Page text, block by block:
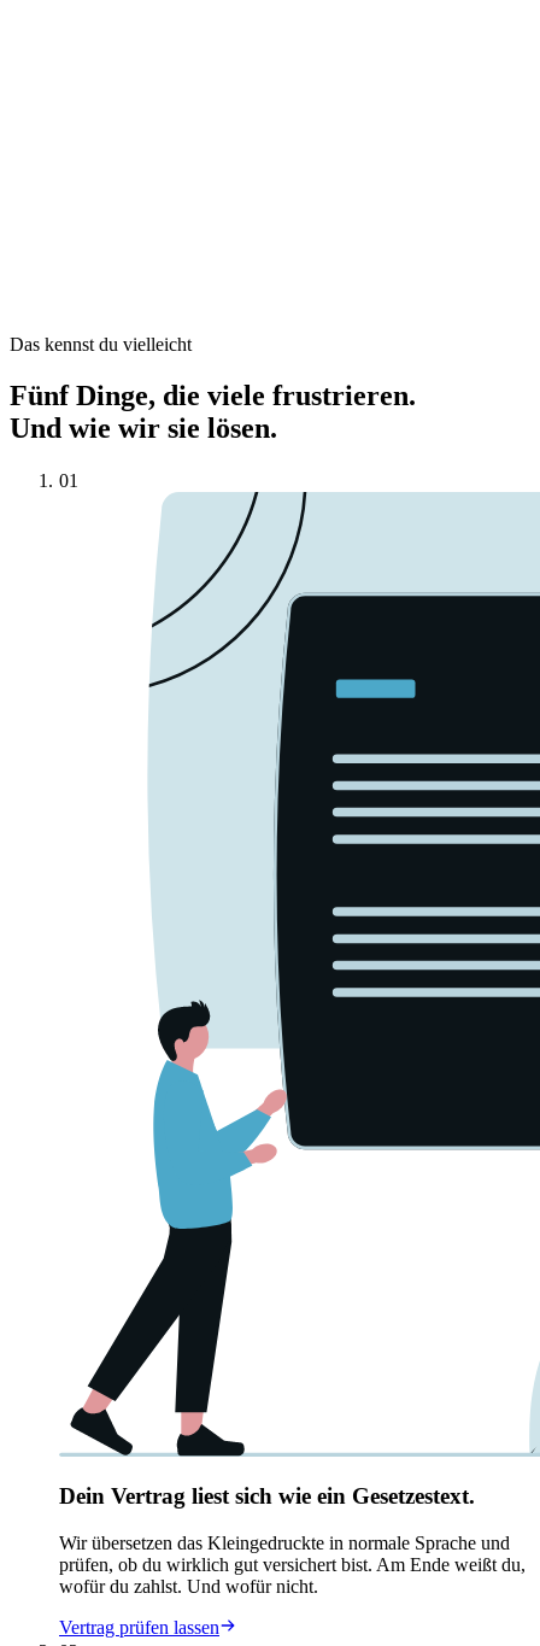
Das kennst du vielleicht
Fünf Dinge, die viele frustrieren.
Und wie wir sie lösen.
01
Dein Vertrag liest sich wie ein Gesetzestext.
Wir übersetzen das Kleingedruckte in normale Sprache und
prüfen, ob du wirklich gut versichert bist. Am Ende weißt du,
wofür du zahlst. Und wofür nicht.
Vertrag prüfen lassen